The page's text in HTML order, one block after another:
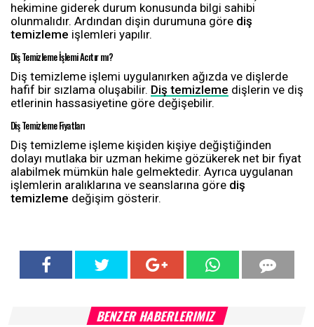
hekimine giderek durum konusunda bilgi sahibi
olunmalıdır. Ardından dişin durumuna göre diş
temizleme işlemleri yapılır.
Diş Temizleme İşlemi Acıtır mı?
Diş temizleme işlemi uygulanırken ağızda ve dişlerde
hafif bir sızlama oluşabilir. Diş temizleme dişlerin ve diş
etlerinin hassasiyetine göre değişebilir.
Diş Temizleme Fiyatları
Diş temizleme işleme kişiden kişiye değiştiğinden
dolayı mutlaka bir uzman hekime gözükerek net bir fiyat
alabilmek mümkün hale gelmektedir. Ayrıca uygulanan
işlemlerin aralıklarına ve seanslarına göre diş
temizleme değişim gösterir.
BENZER HABERLERIMIZ